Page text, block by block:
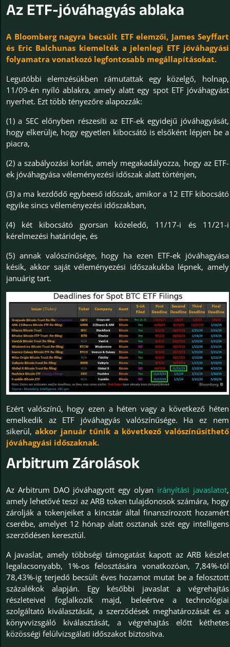
Az ETF-jóváhagyás ablaka
A Bloomberg nagyra becsült ETF elemzői, James Seyffart
és Eric Balchunas kiemelték a jelenlegi ETF jóváhagyási
folyamatra vonatkozó legfontosabb megállapításokat.
Legutóbbi elemzésükben rámutattak egy közelgő, holnap,
11/09-én nyíló ablakra, amely alatt egy spot ETF jóváhagyást
nyerhet. Ezt több tényezőre alapozzák:
(1) a SEC előnyben részesíti az ETF-ek egyidejű jóváhagyását,
hogy elkerülje, hogy egyetlen kibocsátó is elsőként lépjen be a
piacra,
(2) a szabályozási korlát, amely megakadályozza, hogy az ETF-
ek jóváhagyása véleményezési időszak alatt történjen,
(3) a ma kezdődő egybeeső időszak, amikor a 12 ETF kibocsátó
egyike sincs véleményezési időszakban,
(4) két kibocsátó gyorsan közeledő, 11/17-i és 11/21-i
kérelmezési határideje, és
(5) annak valószínűsége, hogy ha ezen ETF-ek jóváhagyása
késik, akkor saját véleményezési időszakukba lépnek, amely
januárig tart.
Ezért valószínű, hogy ezen a héten vagy a következő héten
emelkedik az ETF jóváhagyás valószínűsége. Ha ez nem
sikerül,akkor január tűnik a következő valószínűsíthető
jóváhagyási időszaknak.
Arbitrum Zárolások
Az Arbitrum DAO jóváhagyott egy olyan irányítási javaslatot,
amely lehetővé teszi az ARB token tulajdonosok számára, hogy
zárolják a tokenjeiket a kincstár által finanszírozott hozamért
cserébe, amelyet 12 hónap alatt osztanak szét egy intelligens
szerződésen keresztül.
A javaslat, amely többségi támogatást kapott az ARB készlet
legalacsonyabb, 1%-os felosztására vonatkozóan, 7,84%-tól
78,43%-ig terjedő becsült éves hozamot mutat be a felosztott
százalékok alapján. Egy későbbi javaslat a végrehajtás
részleteivel foglalkozik majd, beleértve a technológiai
szolgáltató kiválasztását, a szerződések meghatározását és a
könyvvizsgáló kiválasztását, a végrehajtás előtt kéthetes
közösségi felülvizsgálati időszakot biztosítva.